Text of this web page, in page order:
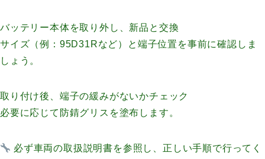
バッテリー本体を取り外し、新品と交換
サイズ（例：95D31Rなど）と端子位置を事前に確認しま
しょう。
取り付け後、端子の緩みがないかチェック
必要に応じて防錆グリスを塗布します。
必ず車両の取扱説明書を参照し、正しい手順で行ってく